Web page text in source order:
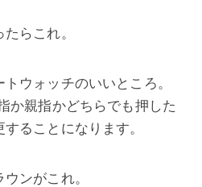
らこれ。
ウォッチのいいところ。
か親指かどちらでも押した
ることになります。
ンがこれ。